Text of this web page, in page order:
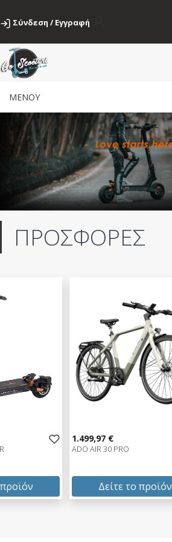
Σύνδεση / Εγγραφή
ΜΕΝΟΥ
ΠΡΟΣΦΟΡΕΣ
1.499,97 €
ADO AIR 30 PRO
Δείτε το προϊόν